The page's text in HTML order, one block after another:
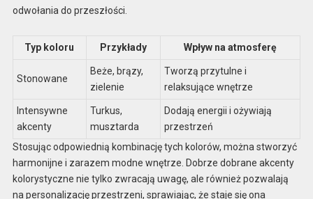
odwołania do przeszłości.
Typ koloru Przykłady Wpływ na atmosferę
Stonowane
Beże, brązy,
zielenie
Tworzą przytulne i
relaksujące wnętrze
Intensywne
akcenty
Turkus,
musztarda
Dodają energii i ożywiają
przestrzeń
Stosując odpowiednią kombinację tych kolorów, można stworzyć
harmonijne i zarazem modne wnętrze. Dobrze dobrane akcenty
kolorystyczne nie tylko zwracają uwagę, ale również pozwalają
na personalizację przestrzeni, sprawiając, że staje się ona